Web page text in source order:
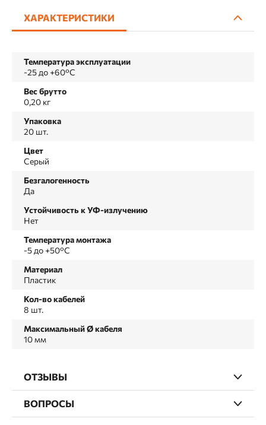
ХАРАКТЕРИСТИКИ
Температура эксплуатации
-25 до +60°C
Вес брутто
0,20 кг
Упаковка
20 шт.
Цвет
Серый
Безгалогенность
Да
Устойчивость к УФ-излучению
Нет
Температура монтажа
-5 до +50°C
Материал
Пластик
Кол-во кабелей
8 шт.
Максимальный Ø кабеля
10 мм
ОТЗЫВЫ
ВОПРОСЫ